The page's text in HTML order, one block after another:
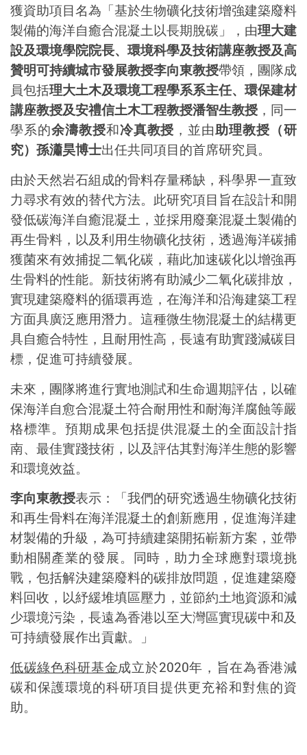
獲資助項目名為「基於生物礦化技術增強建築廢料
製備的海洋自癒合混凝土以長期脫碳」，由理大建
設及環境學院院長、環境科學及技術講座教授及高
贊明可持續城市發展教授李向東教授帶領，團隊成
員包括理大土木及環境工程學系系主任、環保建材
講座教授及安禮信土木工程教授潘智生教授 ，同一
學系的余濤教授和冷真教授 ，並由助理教授（研
究）孫瀟昊博士出任共同項目的首席研究員。
由於天然岩石組成的骨料存量稀缺，科學界一直致
力尋求有效的替代方法。此研究項目旨在設計和開
發低碳海洋自癒混凝土， 並採用廢棄混凝土製備的
再生骨料，以及利用生物礦化技術，透過海洋碳捕
獲菌來有效捕捉二氧化碳，藉此加速碳化以增強再
生骨料的性能。新技術將有助減少二氧化碳排放，
實現建築廢料的循環再造，在海洋和沿海建築工程
方面具廣泛應用潛力。這種微生物混凝土的結構更
具自癒合特性，且耐用性高，長遠有助實踐減碳目
標，促進可持續發展。
未來，團隊將進行實地測試和生命週期評估，以確
保海洋自愈合混凝土符合耐用性和耐海洋腐蝕等嚴
格標準。預期成果包括提供混凝土的全面設計指
南、最佳實踐技術，以及評估其對海洋生態的影響
和環境效益。
李向東教授表示：「我們的研究透過生物礦化技術
和再生骨料在海洋混凝土的創新應用，促進海洋建
材製備的升級，為可持續建築開拓嶄新方案，並帶
動相關產業的發展。同時，助力全球應對環境挑
戰，包括解決建築廢料的碳排放問題，促進建築廢
料回收，以紓緩堆填區壓力，並節約土地資源和減
少環境污染，長遠為香港以至大灣區實現碳中和及
可持續發展作出貢獻。」
低碳綠色科研基金成立於2020年，旨在為香港減
碳和保護環境的科研項目提供更充裕和對焦的資
助。